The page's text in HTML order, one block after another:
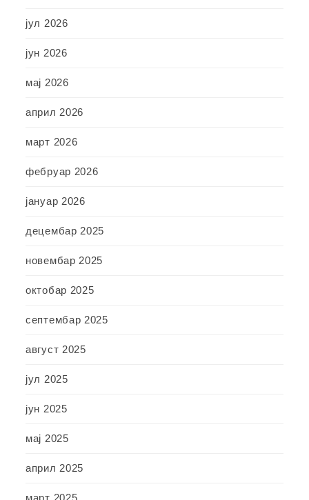
јул 2026
јун 2026
мај 2026
април 2026
март 2026
фебруар 2026
јануар 2026
децембар 2025
новембар 2025
октобар 2025
септембар 2025
август 2025
јул 2025
јун 2025
мај 2025
април 2025
март 2025